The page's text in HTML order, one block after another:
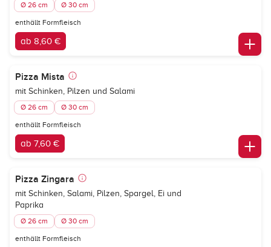
Ø 26 cm Ø 30 cm
enthällt Formfleisch
ab 8,60 €
Pizza Mista
mit Schinken, Pilzen und Salami
Ø 26 cm Ø 30 cm
enthällt Formfleisch
ab 7,60 €
Pizza Zingara
mit Schinken, Salami, Pilzen, Spargel, Ei und
Paprika
Ø 26 cm Ø 30 cm
enthällt Formfleisch